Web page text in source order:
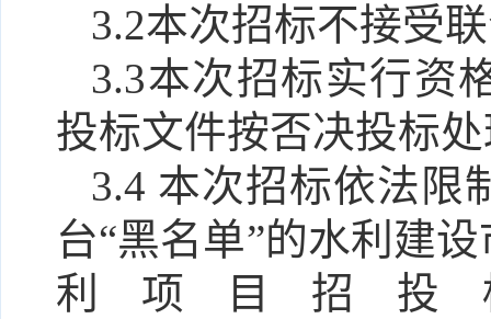
3.2本次招标不接受
3.3本次招标实行资
投标文件按否决投标
3.4 本次招标依法限
台“黑名单”的水利建
利项目招投